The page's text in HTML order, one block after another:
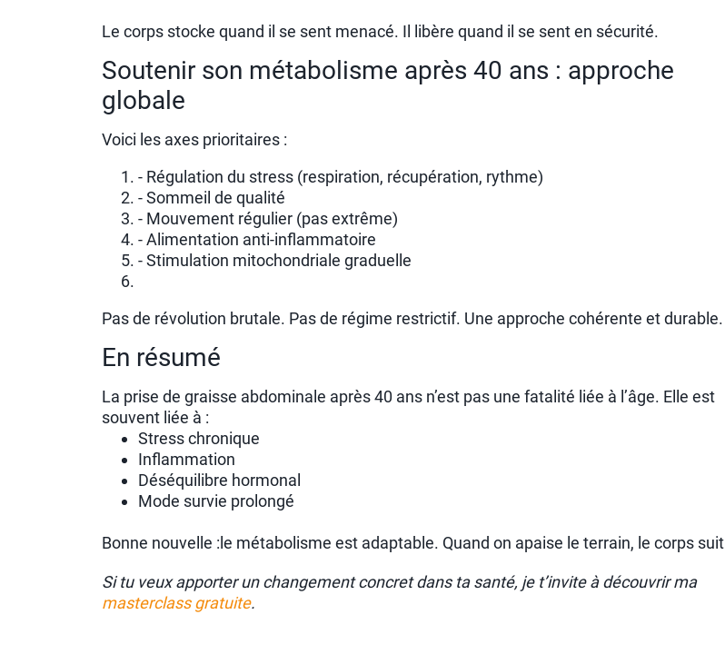
Le corps stocke quand il se sent menacé. Il libère quand il se sent en sécurité.
Soutenir son métabolisme après 40 ans : approche
globale
Voici les axes prioritaires :
- Régulation du stress (respiration, récupération, rythme)
- Sommeil de qualité
- Mouvement régulier (pas extrême)
- Alimentation anti-inflammatoire
- Stimulation mitochondriale graduelle
Pas de révolution brutale. Pas de régime restrictif. Une approche cohérente et durable.
En résumé
La prise de graisse abdominale après 40 ans n’est pas une fatalité liée à l’âge. Elle est
souvent liée à :
Stress chronique
Inflammation
Déséquilibre hormonal
Mode survie prolongé
Bonne nouvelle :le métabolisme est adaptable. Quand on apaise le terrain, le corps
Si tu veux apporter un changement concret dans ta santé, je t’invite à découvrir ma
masterclass gratuite.